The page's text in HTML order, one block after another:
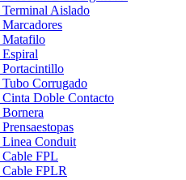
Aislado
Matafilo
Corrugado
Doble Contacto
Conduit
FPL
FPLR